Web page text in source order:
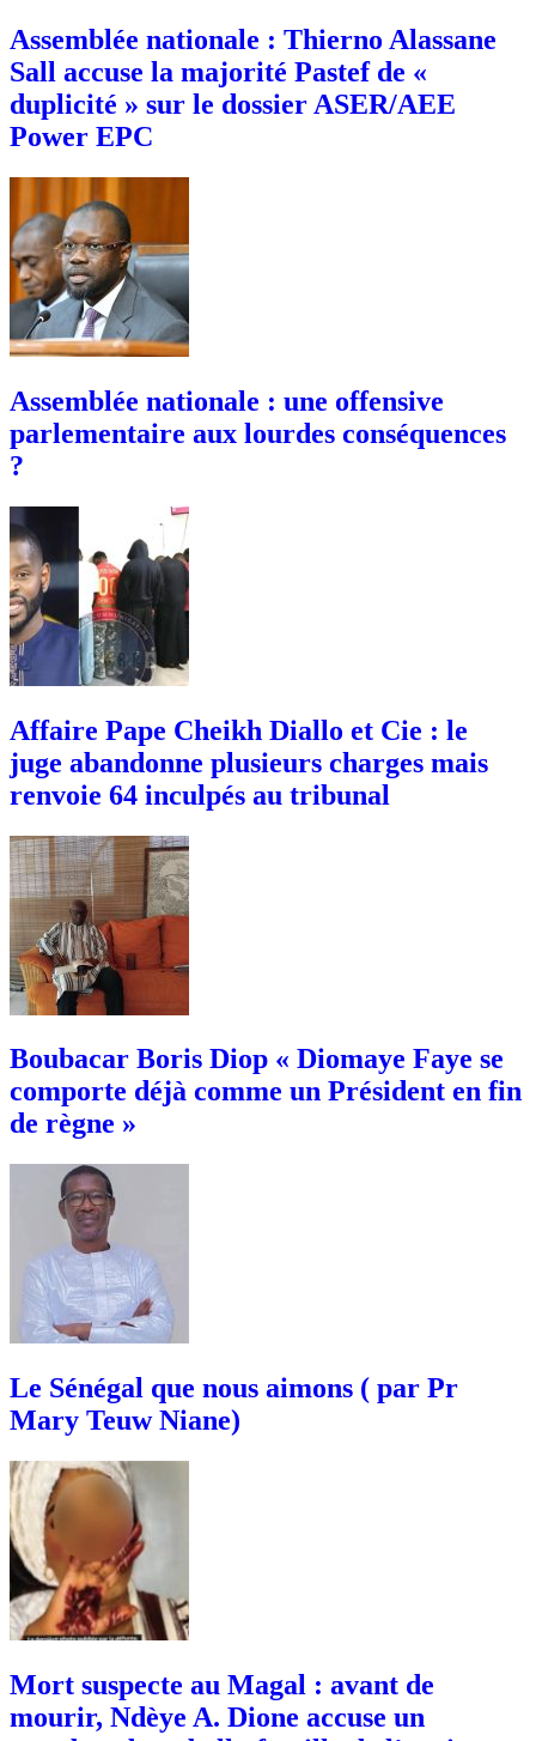
Assemblée nationale : Thierno Alassane
Sall accuse la majorité Pastef de «
duplicité » sur le dossier ASER/AEE
Power EPC
Assemblée nationale : une offensive
parlementaire aux lourdes conséquences
?
Affaire Pape Cheikh Diallo et Cie : le
juge abandonne plusieurs charges mais
renvoie 64 inculpés au tribunal
Boubacar Boris Diop « Diomaye Faye se
comporte déjà comme un Président en fin
de règne »
Le Sénégal que nous aimons ( par Pr
Mary Teuw Niane)
Mort suspecte au Magal : avant de
mourir, Ndèye A. Dione accuse un